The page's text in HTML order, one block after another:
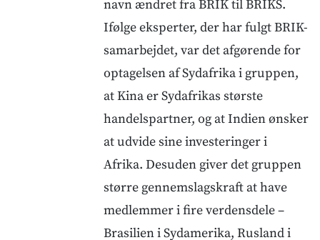
navn ændret fra BRIK til BRIKS.
Ifølge eksperter, der har fulgt BRIK-
samarbejdet, var det afgørende for
optagelsen af Sydafrika i gruppen,
at Kina er Sydafrikas største
handelspartner, og at Indien ønsker
at udvide sine investeringer i
Afrika. Desuden giver det gruppen
større gennemslagskraft at have
medlemmer i fire verdensdele –
Brasilien i Sydamerika, Rusland i